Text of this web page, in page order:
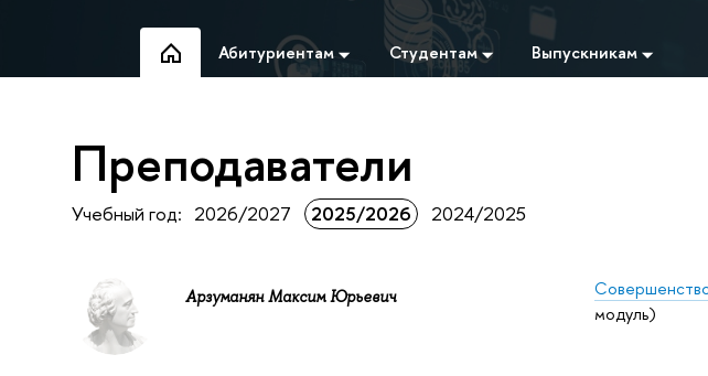
Абитуриентам Студентам Выпускникам
Преподаватели
Учебный год: 2026/2027 2025/2026 2024/2025
Арзуманян Максим Юрьевич
модуль)